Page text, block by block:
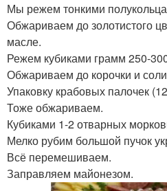
Мы режем тонкими
Обжариваем до золотистого
масле.
Режем кубиками грамм 250-
Обжариваем до корочки и
Упаковку крабовых палочек
Тоже обжариваем.
Кубиками 1-2 отварных
Мелко рубим большой пучок
Всё перемешиваем.
Заправляем майонезом.